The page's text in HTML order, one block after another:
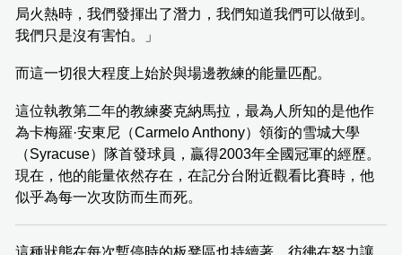
局火熱時，我們發揮出了潛力，我們知道我們可以做到。
我們只是沒有害怕。」
而這一切很大程度上始於與場邊教練的能量匹配。
這位執教第二年的教練麥克納馬拉，最為人所知的是他作
為卡梅羅·安東尼（Carmelo Anthony）領銜的雪城大學
（Syracuse）隊首發球員，贏得2003年全國冠軍的經歷。
現在，他的能量依然存在，在記分台附近觀看比賽時，他
似乎為每一次攻防而生而死。